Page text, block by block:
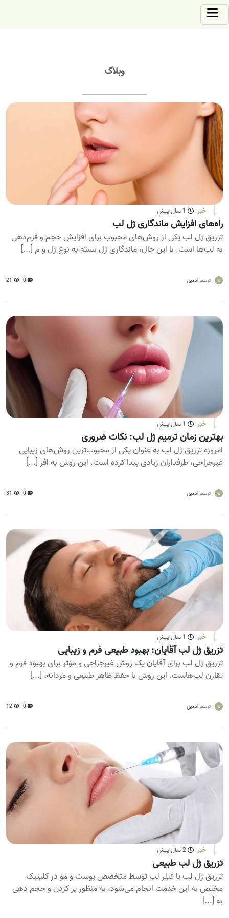
وبلاگ
خبر 1 سال پیش
راه‌های افزایش ماندگاری ژل لب
تزریق ژل لب یکی از روش‌های محبوب برای افزایش حجم و فرم‌دهی
به لب‌ها است. با این حال، ماندگاری ژل بسته به نوع ژل و م [...]
a توسط ادمین 0
21
خبر 1 سال پیش
بهترین زمان ترمیم ژل لب: نکات ضروری
امروزه تزریق ژل لب به عنوان یکی از محبوب‌ترین روش‌های زیبایی
غیرجراحی، طرفداران زیادی پیدا کرده است. این روش به افر [...]
a توسط ادمین 0
31
خبر 1 سال پیش
تزریق ژل لب آقایان: بهبود طبیعی فرم و زیبایی
تزریق ژل لب برای آقایان یک روش غیرجراحی و مؤثر برای بهبود فرم و
تقارن لب‌هاست. این روش با حفظ ظاهر طبیعی و مردانه، [...]
a توسط ادمین 0
12
خبر 2 سال پیش
تزریق ژل لب طبیعی
تزریق ژل لب یا فیلر لب توسط متخصص پوست و مو در کلینیک
مختص به این خدمت انجام می‌شود، به منظور پر کردن و حجم دهی
به [...]